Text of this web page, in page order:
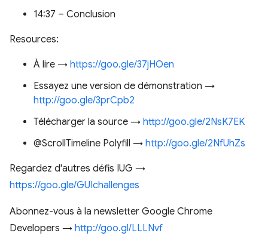
14:37 – Conclusion
Resources:
À lire → https://goo.gle/37jHOen
Essayez une version de démonstration →
http://goo.gle/3prCpb2
Télécharger la source → http://goo.gle/2NsK7EK
@ScrollTimeline Polyfill → http://goo.gle/2NfUhZs
Regardez d'autres défis IUG →
https://goo.gle/GUIchallenges
Abonnez-vous à la newsletter Google Chrome
Developers → http://goo.gl/LLLNvf